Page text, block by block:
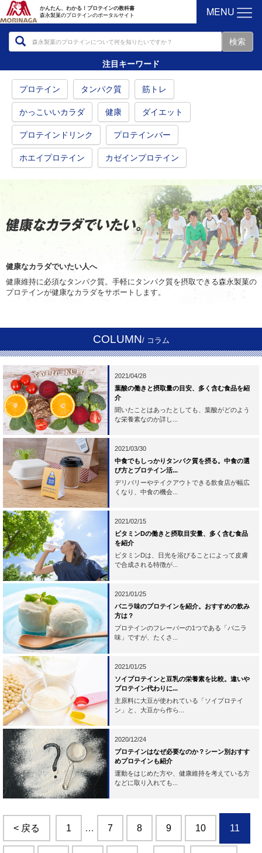
かんたん、わかる！プロテインの教科書
森永製菓のプロテインのポータルサイト
MENU
注目キーワード
プロテイン タンパク質 筋トレ
かっこいいカラダ 健康 ダイエット
プロテインドリンク プロテインバー
ホエイプロテイン カゼインプロテイン
健康なカラダでいたい人へ
健康維持に必須なタンパク質。手軽にタンパク質を摂取できる森永製菓の
プロテインが健康なカラダをサポートします。
COLUMN/ コラム
2021/04/28
葉酸の働きと摂取量の目安、多く含む食品を紹
介
聞いたことはあったとしても、葉酸がどのよう
な栄養素なのか詳し...
2021/03/30
中食でもしっかりタンパク質を摂る。中食の選
び方とプロテイン活...
デリバリーやテイクアウトできる飲食店が幅広
くなり、中食の機会...
2021/02/15
ビタミンDの働きと摂取目安量、多く含む食品
を紹介
ビタミンDは、日光を浴びることによって皮膚
で合成される特徴が...
2021/01/25
バニラ味のプロテインを紹介。おすすめの飲み
方は？
プロテインのフレーバーの1つである「バニラ
味」ですが、たくさ...
2021/01/25
ソイプロテインと豆乳の栄養素を比較。違いや
プロテイン代わりに...
主原料に大豆が使われている「ソイプロテイ
ン」と、大豆から作ら...
2020/12/24
プロテインはなぜ必要なのか？シーン別おすす
めプロテインも紹介
運動をはじめた方や、健康維持を考えている方
などに取り入れても...
< 戻る 1 … 7 8 9 10 11